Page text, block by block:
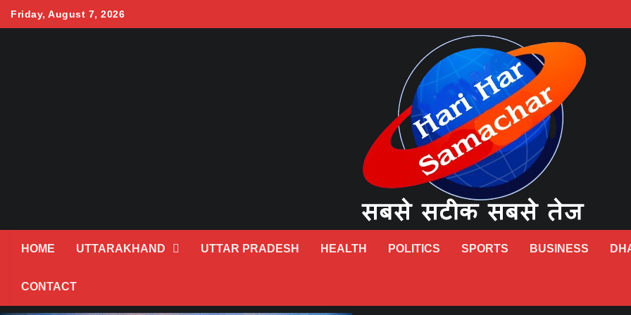
Friday, August 7, 2026
HOME UTTARAKHAND UTTAR PRADESH HEALTH POLITICS SPORTS BUSINESS
CONTACT